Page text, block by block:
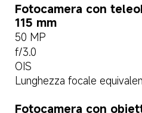
Fotocamera con
115 mm
50 MP
f/3.0
OIS
Lunghezza focale
Fotocamera con